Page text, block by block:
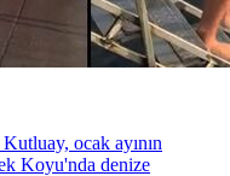
ocak ayının
Koyu'nda denize